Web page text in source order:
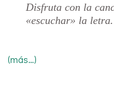
Disfruta con la
«escuchar» la
(más…)